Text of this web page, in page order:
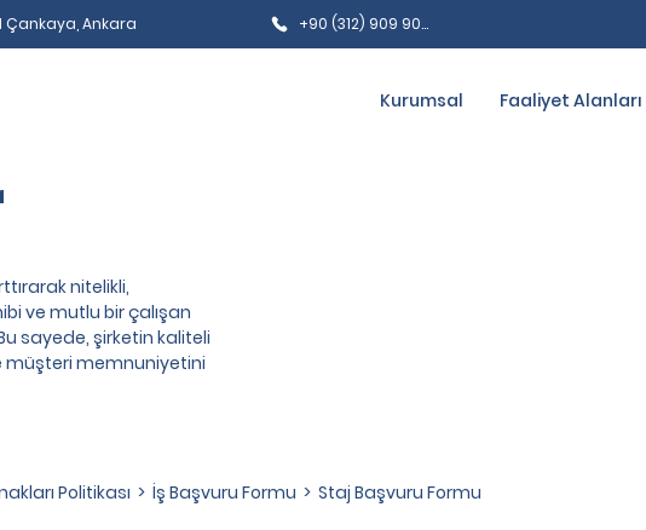
Kurumsal Faaliyet Alanları
Çankaya, Ankara +90 (312) 909 9090
nitelikli,
ve mutlu bir çalışan
sayede, şirketin kaliteli
müşteri memnuniyetini
Politikası > İş Başvuru Formu > Staj Başvuru Formu